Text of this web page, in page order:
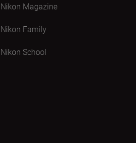
Nikon Magazine
Nikon Family
Nikon School